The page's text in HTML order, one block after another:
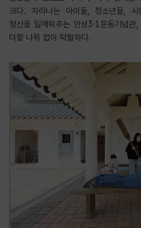
크다. 자라나는 아이들, 청소년들,
정신을 일깨워주는 안성3·1운동기념
더할 나위 없이 탁월하다.